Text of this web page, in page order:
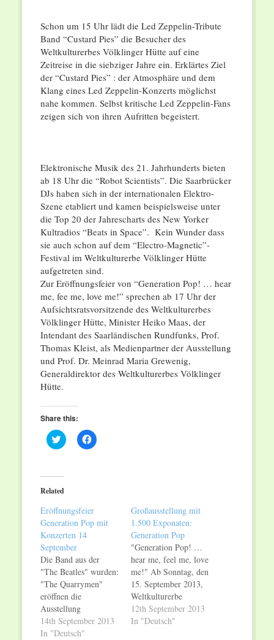
Schon um 15 Uhr lädt die Led Zeppelin-Tribute
Band “Custard Pies” die Besucher des
Weltkulturerbes Völklinger Hütte auf eine
Zeitreise in die siebziger Jahre ein. Erklärtes Ziel
der “Custard Pies” : der Atmosphäre und dem
Klang eines Led Zeppelin-Konzerts möglichst
nahe kommen. Selbst kritische Led Zeppelin-Fans
zeigen sich von ihren Aufritten begeistert.
Elektronische Musik des 21. Jahrhunderts bieten
ab 18 Uhr die “Robot Scientists”. Die Saarbrücker
DJs haben sich in der internationalen Elektro-
Szene etabliert und kamen beispielsweise unter
die Top 20 der Jahrescharts des New Yorker
Kultradios “Beats in Space”. Kein Wunder dass
sie auch schon auf dem “Electro-Magnetic”-
Festival im Weltkulturerbe Völklinger Hütte
aufgetreten sind.
Zur Eröffnungsfeier von “Generation Pop! … hear
me, fee me, love me!” sprechen ab 17 Uhr der
Aufsichtsratsvorsitzende des Weltkulturerbes
Völklinger Hütte, Minister Heiko Maas, der
Intendant des Saarländischen Rundfunks, Prof.
Thomas Kleist, als Medienpartner der Ausstellung
und Prof. Dr. Meinrad Maria Grewenig,
Generaldirektor des Weltkulturerbes Völklinger
Hütte.
Share this:
Click
to
(Opens
in
new
Click
to
Related
Eröffnungsfeier
Generation Pop mit
Konzerten 14
September
Die Band aus der
"The Beatles" wurden:
"The Quarrymen"
eröffnen die
Ausstellung
"Generation Pop!" im
Weltkulturerbe
14th September 2013
In "Deutsch"
Großausstellung mit
1.500 Exponaten:
Generation Pop
"Generation Pop! …
hear me, feel me, love
me!" Ab Sonntag, den
15. September 2013,
Weltkulturerbe
Völklinger Hütte,
Gebläsehalle ab
12th September 2013
In "Deutsch"